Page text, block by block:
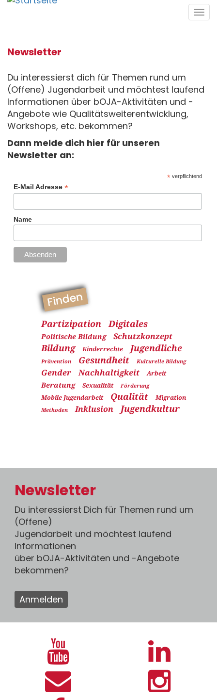
Direkt
Newsletter
Du interessierst dich für Themen rund um
(Offene) Jugendarbeit und möchtest laufend
Informationen über bOJA-Aktivitäten und -
Angebote wie Qualitätsweiterentwicklung,
Workshops, etc. bekommen?
Dann melde dich hier für unseren
Newsletter an:
*verpflichtend
E-Mail Adresse *
Name
Finden
Partizipation Digitales
Politische Bildung Schutzkonzept
Bildung Kinderrechte Jugendliche
Prävention Gesundheit Kulturelle Bildung
Gender Nachhaltigkeit Arbeit
Beratung Sexualität Förderung
Mobile Jugendarbeit Qualität Migration
Methoden Inklusion Jugendkultur
Newsletter
Du interessierst Dich für Themen rund um
(Offene)
Jugendarbeit und möchtest laufend
Informationen
über bOJA-Aktivitäten und -Angebote
bekommen?
Anmelden